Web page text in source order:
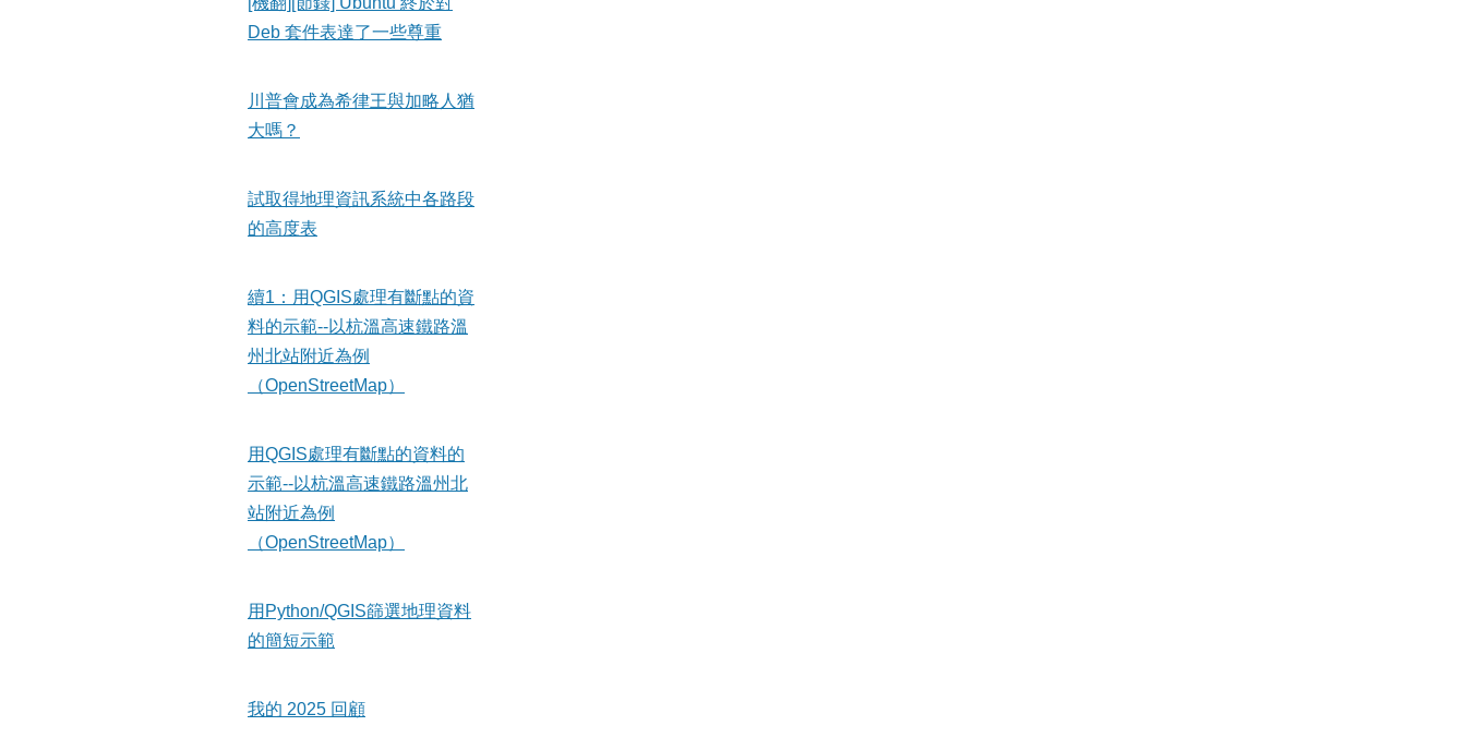
Deb 套件表達了一些尊重
川普會成為希律王與加略人猶
大嗎？
試取得地理資訊系統中各路段
的高度表
續1：用QGIS處理有斷點的資
料的示範--以杭溫高速鐵路溫
州北站附近為例
（OpenStreetMap）
用QGIS處理有斷點的資料的
示範--以杭溫高速鐵路溫州北
站附近為例
（OpenStreetMap）
用Python/QGIS篩選地理資料
的簡短示範
我的 2025 回顧